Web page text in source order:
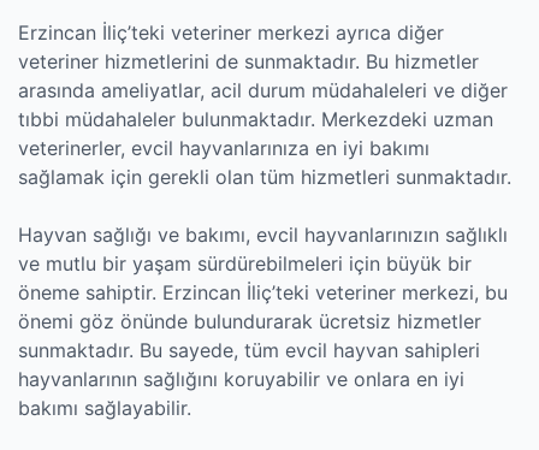
Erzincan İliç’teki veteriner merkezi ayrıca diğer
veteriner hizmetlerini de sunmaktadır. Bu hizmetler
arasında ameliyatlar, acil durum müdahaleleri ve diğer
tıbbi müdahaleler bulunmaktadır. Merkezdeki uzman
veterinerler, evcil hayvanlarınıza en iyi bakımı
sağlamak için gerekli olan tüm hizmetleri sunmaktadır.
Hayvan sağlığı ve bakımı, evcil hayvanlarınızın sağlıklı
ve mutlu bir yaşam sürdürebilmeleri için büyük bir
öneme sahiptir. Erzincan İliç’teki veteriner merkezi, bu
önemi göz önünde bulundurarak ücretsiz hizmetler
sunmaktadır. Bu sayede, tüm evcil hayvan sahipleri
hayvanlarının sağlığını koruyabilir ve onlara en iyi
bakımı sağlayabilir.